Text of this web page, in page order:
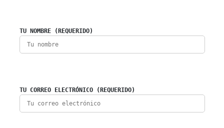
TU NOMBRE (REQUERIDO)
TU CORREO ELECTRÓNICO (REQUERIDO)